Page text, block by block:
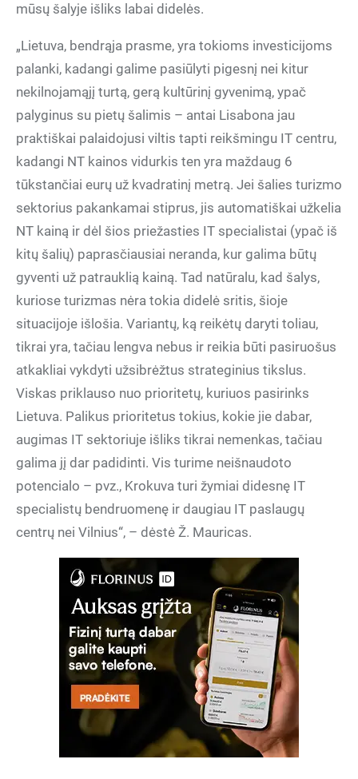
mūsų šalyje išliks labai didelės.
„Lietuva, bendrąja prasme, yra tokioms investicijoms
palanki, kadangi galime pasiūlyti pigesnį nei kitur
nekilnojamąjį turtą, gerą kultūrinį gyvenimą, ypač
palyginus su pietų šalimis – antai Lisabona jau
praktiškai palaidojusi viltis tapti reikšmingu IT centru,
kadangi NT kainos vidurkis ten yra maždaug 6
tūkstančiai eurų už kvadratinį metrą. Jei šalies turizmo
sektorius pakankamai stiprus, jis automatiškai užkelia
NT kainą ir dėl šios priežasties IT specialistai (ypač iš
kitų šalių) paprasčiausiai neranda, kur galima būtų
gyventi už patrauklią kainą. Tad natūralu, kad šalys,
kuriose turizmas nėra tokia didelė sritis, šioje
situacijoje išlošia. Variantų, ką reikėtų daryti toliau,
tikrai yra, tačiau lengva nebus ir reikia būti pasiruošus
atkakliai vykdyti užsibrėžtus strateginius tikslus.
Viskas priklauso nuo prioritetų, kuriuos pasirinks
Lietuva. Palikus prioritetus tokius, kokie jie dabar,
augimas IT sektoriuje išliks tikrai nemenkas, tačiau
galima jį dar padidinti. Vis turime neišnaudoto
potencialo – pvz., Krokuva turi žymiai didesnę IT
specialistų bendruomenę ir daugiau IT paslaugų
centrų nei Vilnius“, – dėstė Ž. Mauricas.